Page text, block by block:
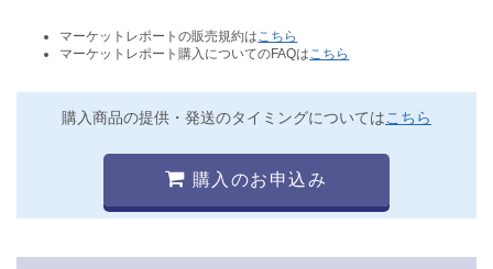
マーケットレポートの販売規約は こちら
マーケットレポート購入についてのFAQは こちら
購入商品の提供・発送のタイミングについてはこちら
購入のお申込み